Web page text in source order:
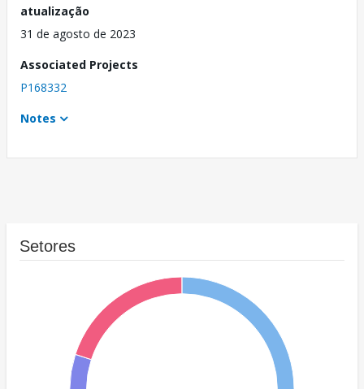
atualização
31 de agosto de 2023
Associated Projects
P168332
Notes
Setores